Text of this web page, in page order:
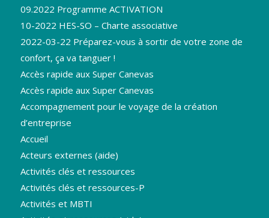
09.2022 Programme ACTIVATION
10-2022 HES-SO – Charte associative
2022-03-22 Préparez-vous à sortir de votre zone de
confort, ça va tanguer !
Accès rapide aux Super Canevas
Accès rapide aux Super Canevas
Accompagnement pour le voyage de la création
d’entreprise
Accueil
Acteurs externes (aide)
Activités clés et ressources
Activités clés et ressources-P
Activités et MBTI